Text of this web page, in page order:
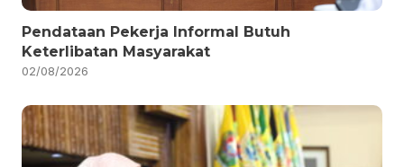
Pendataan Pekerja Informal Butuh
Keterlibatan Masyarakat
02/08/2026